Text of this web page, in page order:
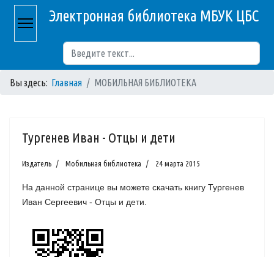
Электронная библиотека МБУК ЦБС
Вы здесь: Главная МОБИЛЬНАЯ БИБЛИОТЕКА
Тургенев Иван - Отцы и дети
Издатель Мобильная библиотека 24 марта 2015
На данной странице вы можете скачать книгу Тургенев
Иван Сергеевич - Отцы и дети.